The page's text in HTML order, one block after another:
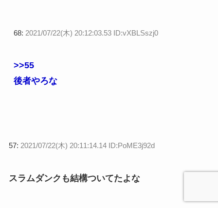
68: 2021/07/22(木) 20:12:03.53 ID:vXBLSszj0
>>55
後者やろな
57: 2021/07/22(木) 20:11:14.14 ID:PoME3j92d
スラムダンクも結構ついてたよな